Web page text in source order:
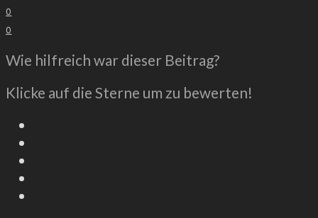
0
0
Wie hilfreich war dieser Beitrag?
Klicke auf die Sterne um zu bewerten!